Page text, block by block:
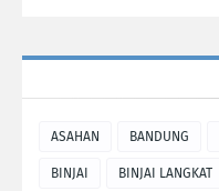
ASAHAN BANDUNG
BINJAI BINJAI LANGKAT